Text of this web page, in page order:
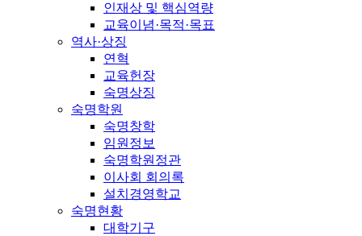
인재상 및 핵심역량
교육이념·목적·목표
역사·상징
연혁
교육헌장
숙명상징
숙명학원
숙명창학
임원정보
숙명학원정관
이사회 회의록
설치경영학교
숙명현황
대학기구